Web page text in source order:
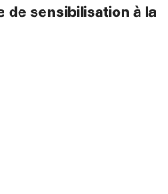
de sensibilisation à la